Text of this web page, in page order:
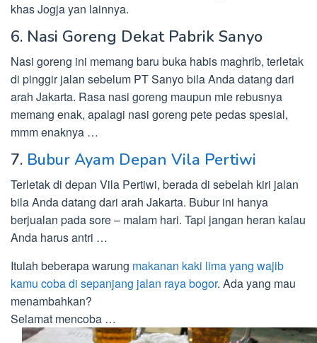
khas Jogja yan lainnya.
6. Nasi Goreng Dekat Pabrik Sanyo
Nasi goreng ini memang baru buka habis maghrib, terletak
di pinggir jalan sebelum PT Sanyo bila Anda datang dari
arah Jakarta. Rasa nasi goreng maupun mie rebusnya
memang enak, apalagi nasi goreng pete pedas spesial,
mmm enaknya …
7. Bubur Ayam Depan Vila Pertiwi
Terletak di depan Vila Pertiwi, berada di sebelah kiri jalan
bila Anda datang dari arah Jakarta. Bubur ini hanya
berjualan pada sore – malam hari. Tapi jangan heran kalau
Anda harus antri …
Itulah beberapa warung makanan kaki lima yang wajib
kamu coba di sepanjang jalan raya bogor. Ada yang mau
menambahkan?
Selamat mencoba …